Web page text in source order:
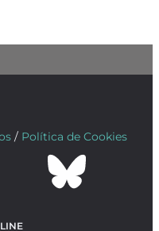
/ Política de Cookies